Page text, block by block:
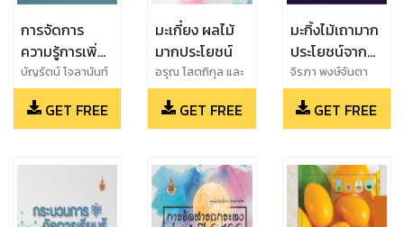
การจัดการ
ความรู้การเพิ่ม
ประสิทธิภาพ
การจัดการน้ำใน
การผลิตข้าว
บัญรัตน์ โจลานันท์
และ เกศสุดา สิทธิ
สันติกุล และ
ปรารถนา ยศสุข
GET FREE
มะเกี๋ยง ผลไม้
มากประโยชน์
อรุณ โสตถิกุล และ
สุทพ ทองมา และ
สุภาวดี แช่ม และ
ภัทราภรณ์ ศรี
GET FREE
มะกิ้งไม้เถามาก
ประโยชน์จาก
ยอดดอย
จิรภา พงษ์จันตา
GET FREE